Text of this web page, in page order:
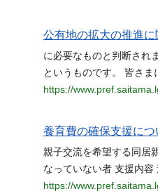
公有地の拡大の推進
に必要なものと判断され
というものです。 皆さ
https://
養育費の確保支援につ
親子交流を希望する同居
なっていない者 支援内
https://